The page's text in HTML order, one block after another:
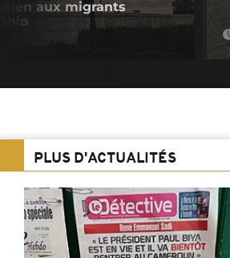
aux migrants
PLUS D'ACTUALITÉS